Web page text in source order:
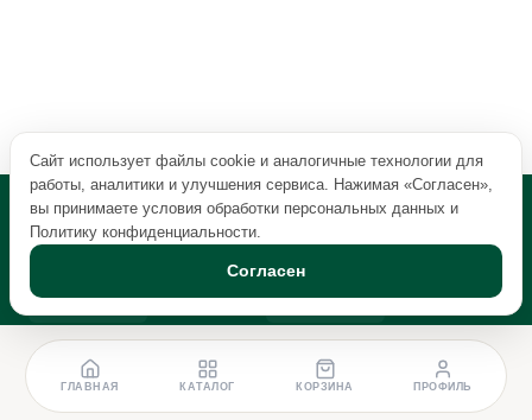
ГЛАВНАЯ КАТАЛОГ КОРЗИНА ПРОФИЛЬ
Сайт использует файлы cookie и аналогичные технологии для
работы, аналитики и улучшения сервиса. Нажимая «Согласен»,
вы принимаете условия обработки персональных данных и
Политику конфиденциальности.
Согласен